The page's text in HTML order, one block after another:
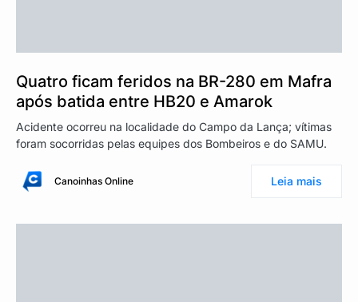
Quatro ficam feridos na BR-280 em Mafra
após batida entre HB20 e Amarok
Acidente ocorreu na localidade do Campo da Lança; vítimas
foram socorridas pelas equipes dos Bombeiros e do SAMU.
Canoinhas Online Leia mais